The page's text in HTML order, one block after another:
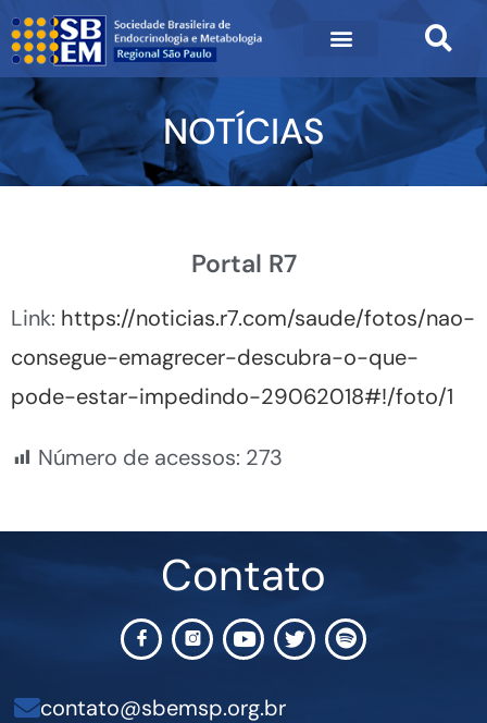
NOTÍCIAS
Portal R7
Link: https://noticias.r7.com/saude/fotos/nao-
consegue-emagrecer-descubra-o-que-
pode-estar-impedindo-29062018#!/foto/1
Número de acessos: 273
Contato
contato@sbemsp.org.br